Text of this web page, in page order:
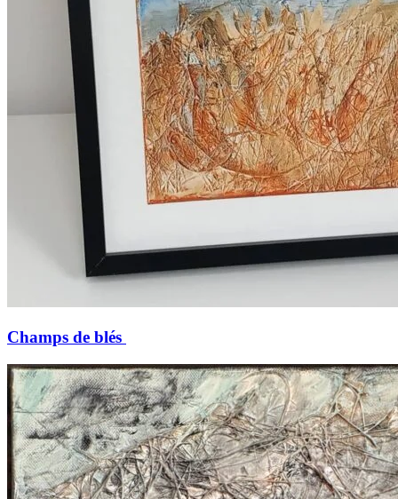
Champs de blés